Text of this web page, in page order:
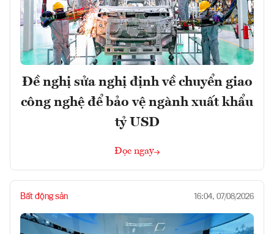
Đề nghị sửa nghị định về chuyển giao
công nghệ để bảo vệ ngành xuất khẩu
tỷ USD
Đọc ngay
Bất động sản 16:04, 07/08/2026